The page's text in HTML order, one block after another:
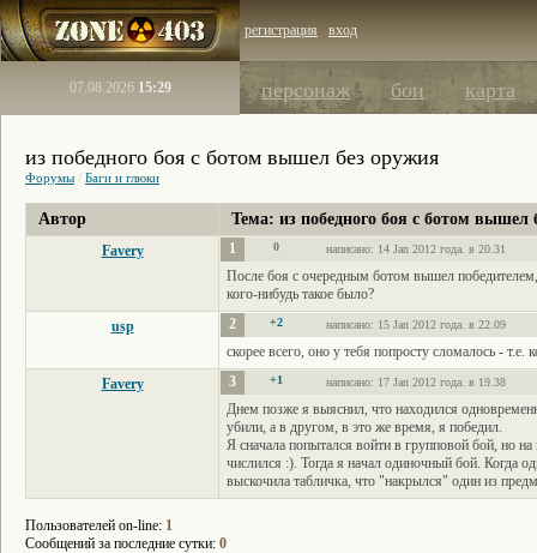
регистрация вход
07.08.2026 15:29 персонаж бои карта
из победного боя с ботом вышел без оружия
Форумы / Баги и глюки
Автор Тема: из победного боя с ботом вышел
Favery 1 0 написано: 14 Jan 2012 года. в 20.31
После боя с очередным ботом вышел
кого-нибудь такое было?
usp
2 +2 написано: 15 Jan 2012 года. в 22.09
скорее всего, оно у тебя попросту сломалось - т.е.
Favery
3 +1 написано: 17 Jan 2012 года. в 19.38
Днем позже я выяснил, что находился
убили, а в другом, в это же время, я победил.
Я сначала попытался войти в групповой бой, но на
числился :). Тогда я начал одиночный бой. Когда
выскочила табличка, что "накрылся" один из
Пользователей on-line: 1
Сообщений за последние сутки: 0